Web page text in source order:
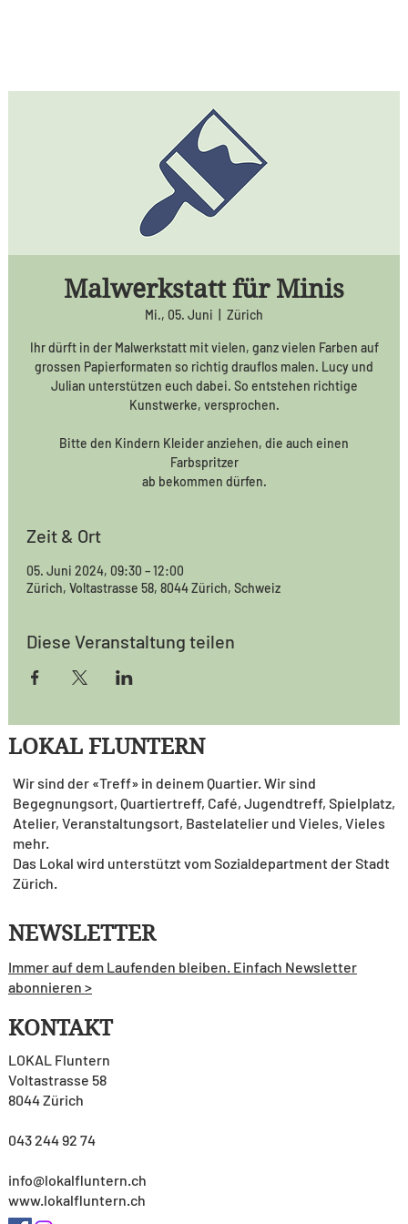
Malwerkstatt für Minis
Mi., 05. Juni Zürich
Ihr dürft in der Malwerkstatt mit vielen, ganz vielen Farben auf
grossen Papierformaten so richtig drauflos malen. Lucy und
Julian unterstützen euch dabei. So entstehen richtige
Kunstwerke, versprochen.
Bitte den Kindern Kleider anziehen, die auch einen
Farbspritzer
ab bekommen dürfen.
Zeit & Ort
05. Juni 2024, 09:30 – 12:00
Zürich, Voltastrasse 58, 8044 Zürich, Schweiz
Diese Veranstaltung teilen
KONTAKT
LOKAL Fluntern
Voltastrasse 58
8044 Zürich
043 244 92 74
info@lokalfluntern.ch
www.lokalfluntern.ch
LOKAL FLUNTERN
Wir sind der «Treff» in deinem Quartier. Wir sind
Begegnungsort, Quartiertreff, Café, Jugendtreff, Spielplatz,
Atelier, Veranstaltungsort, Bastelatelier und Vieles, Vieles
mehr.
Das Lokal wird unterstützt vom Sozialdepartment der Stadt
Zürich.
NEWSLETTER
Immer auf dem Laufenden bleiben. Einfach Newsletter
abonnieren >